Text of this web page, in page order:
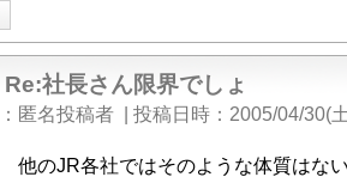
Re:社長さん限界でしょ
匿名投稿者 投稿日時 2005/04/30(
他のJR各社ではそのような体質はな